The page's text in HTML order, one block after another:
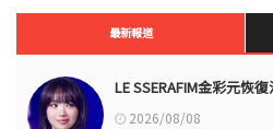
最新報道
LE SSERAFIM金彩元恢
2026/08/08